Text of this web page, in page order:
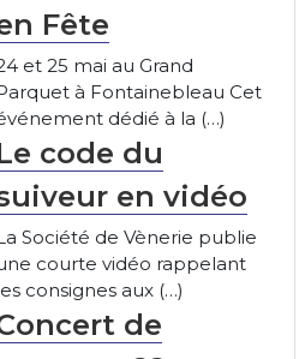
Fête
et 25 mai au Grand
à Fontainebleau Cet
dédié à la (…)
code du
en vidéo
Société de Vènerie publie
courte vidéo rappelant
consignes aux (…)
de